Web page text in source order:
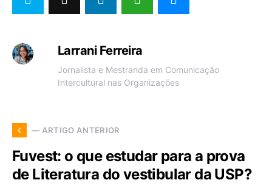
Larrani Ferreira
Jornalista e Mestranda em Comunicação
Intercultural nas Organizações
— ARTIGO ANTERIOR
Fuvest: o que estudar para a prova
de Literatura do vestibular da USP?